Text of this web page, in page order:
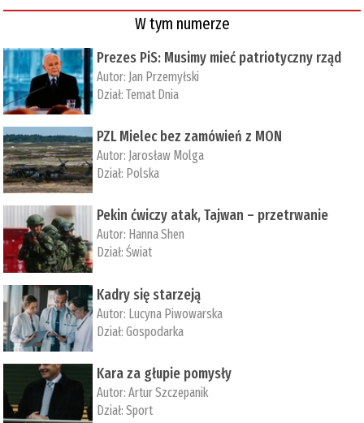
W tym numerze
Prezes PiS: Musimy mieć patriotyczny rząd
Autor: Jan Przemyłski
Dział:Temat Dnia
PZL Mielec bez zamówień z MON
Autor: Jarosław Molga
Dział: Polska
Pekin ćwiczy atak, Tajwan – przetrwanie
Autor: ­Hanna Shen
Dział:Świat
Kadry się starzeją
Autor: Lucyna Piwowarska
Dział:Gospodarka
Kara za głupie pomysły
Autor:Artur Szczepanik
Dział:Sport